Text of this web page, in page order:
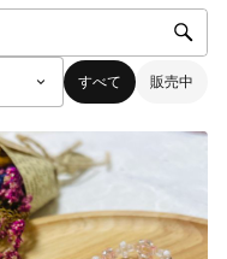
すべて 販売中